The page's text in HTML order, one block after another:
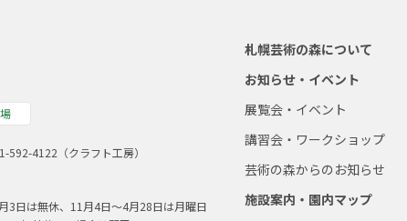
592-4122 （クラフト工房）
3日は無休、11月4日～4月28日は月曜日
札幌芸術の森について
お知らせ・イベント
展覧会・イベント
講習会・ワークショップ
芸術の森からのお知らせ
施設案内・園内マップ